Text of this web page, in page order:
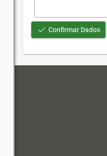
Confirmar Dados